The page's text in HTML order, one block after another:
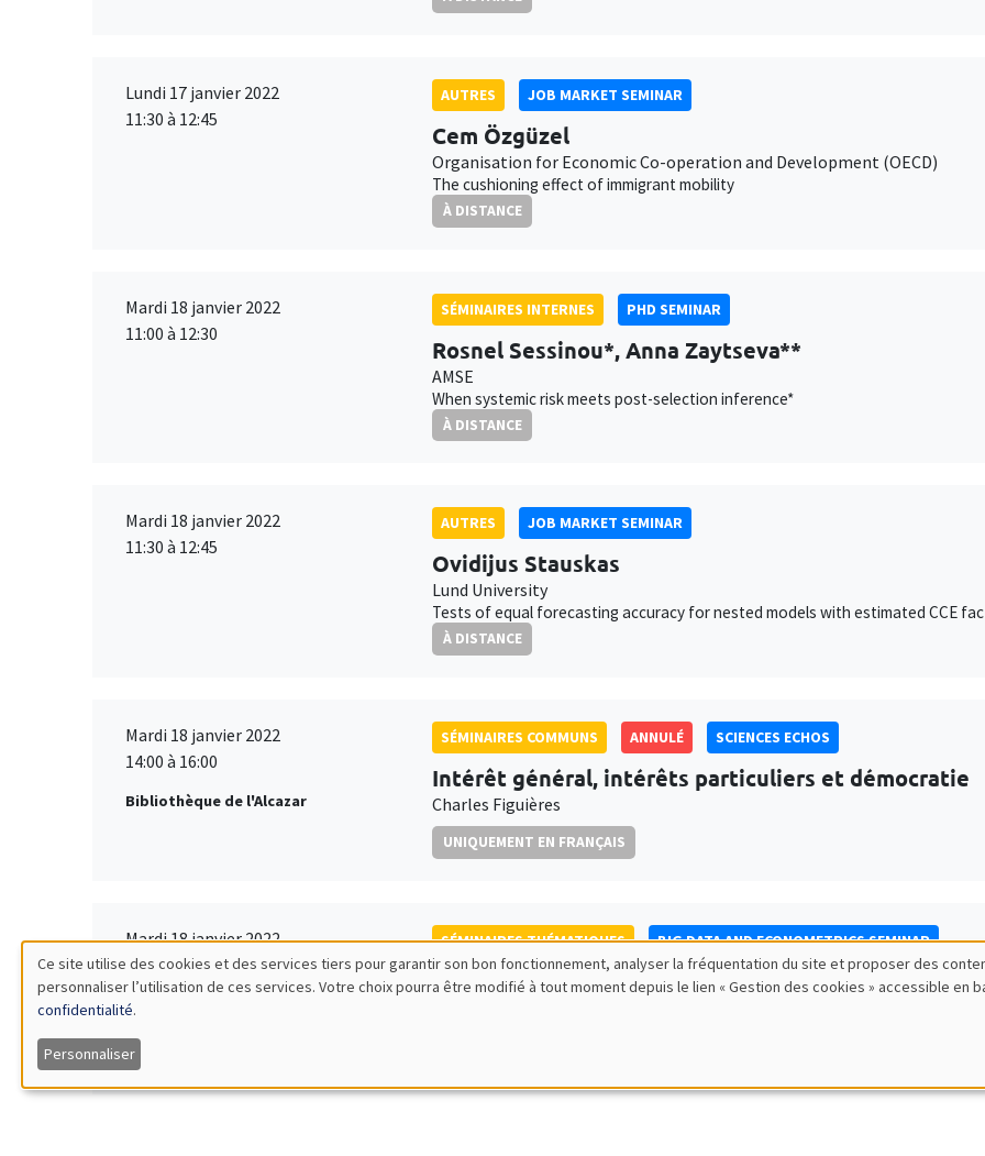
Lundi 17 janvier 2022
11:30 à 12:45
AUTRES JOB MARKET SEMINAR
Cem Özgüzel
Organisation for Economic Co-operation and Development (OECD)
The cushioning effect of immigrant mobility
À DISTANCE
Mardi 18 janvier 2022
11:00 à 12:30
SÉMINAIRES INTERNES PHD SEMINAR
Rosnel Sessinou*, Anna Zaytseva**
AMSE
When systemic risk meets post-selection inference*
À DISTANCE
Mardi 18 janvier 2022
11:30 à 12:45
AUTRES JOB MARKET SEMINAR
Ovidijus Stauskas
Lund University
Tests of equal forecasting accuracy for nested models with estimated CCE
À DISTANCE
Mardi 18 janvier 2022
14:00 à 16:00
Bibliothèque de l'Alcazar
SÉMINAIRES COMMUNS ANNULÉ SCIENCES ECHOS
Intérêt général, intérêts particuliers et démocratie
Charles Figuières
UNIQUEMENT EN FRANÇAIS
Mardi 18 janvier 2022
14:00 à 14:45
Îlot Bernard du Bois
SÉMINAIRES THÉMATIQUES BIG DATA AND ECONOMETRICS SEMINAR
Jean-Benoît Eymeoud
Utilisation
des
Ce site utilise des cookies et des services tiers pour garantir son bon fonctionnement, analyser la fréquentation du site et proposer des
personnaliser l’utilisation de ces services. Votre choix pourra être modifié à tout moment depuis le lien « Gestion des cookies » accessible en
confidentialité.
Personnaliser